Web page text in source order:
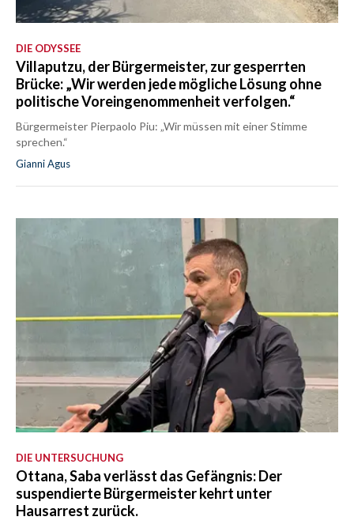
DIE ODYSSEE
Villaputzu, der Bürgermeister, zur gesperrten
Brücke: „Wir werden jede mögliche Lösung ohne
politische Voreingenommenheit verfolgen.“
Bürgermeister Pierpaolo Piu: „Wir müssen mit einer Stimme
sprechen.“
Gianni Agus
DIE UNTERSUCHUNG
Ottana, Saba verlässt das Gefängnis: Der
suspendierte Bürgermeister kehrt unter
Hausarrest zurück.